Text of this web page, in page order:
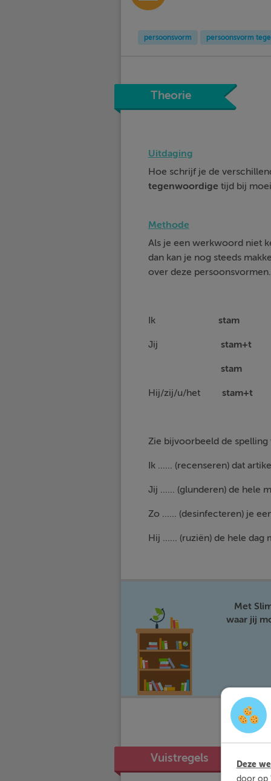
persoonsvorm persoonsvorm
Theorie
Uitdaging
Hoe schrijf je de
tegenwoordige tijd bij
Methode
Als je een werkwoord niet
dan kan je nog steeds
over deze persoonsvormen.
Ik stam
Jij stam+t
stam
Hij/zij/u/het stam+t
Zie bijvoorbeeld de
Ik ...... (recenseren) dat
Jij ...... (glunderen) de hele
Zo ...... (desinfecteren) je
Hij ...... (ruziën) de hele dag
Met
waar jij
Vuistregels Deze
door op